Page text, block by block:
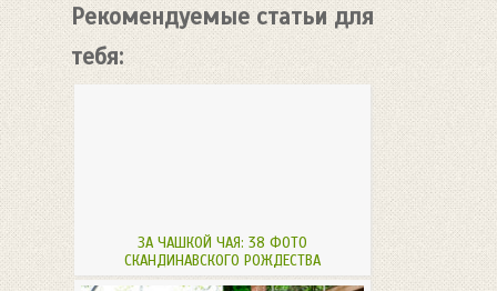
Рекомендуемые статьи для
тебя:
ЗА ЧАШКОЙ ЧАЯ: 38 ФОТО
СКАНДИНАВСКОГО РОЖДЕСТВА